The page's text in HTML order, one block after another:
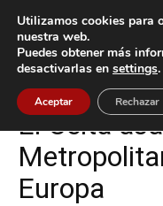
Inicio Celta
Celta Deportes
El Celta
Europa
Utilizamos cookies para
nuestra web.
Puedes obtener más
desactivarlas en settings.
Aceptar Rechazar